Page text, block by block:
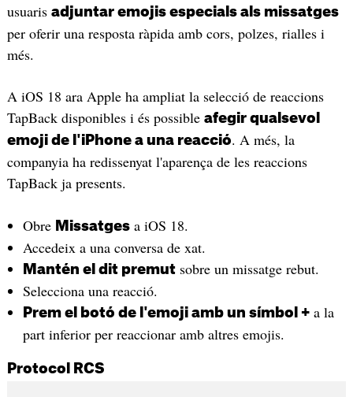
usuaris adjuntar emojis especials als missatges
per oferir una resposta ràpida amb cors, polzes, rialles i
més.
A iOS 18 ara Apple ha ampliat la selecció de reaccions
TapBack disponibles i és possible afegir qualsevol
emoji de l'iPhone a una reacció. A més, la
companyia ha redissenyat l'aparença de les reaccions
TapBack ja presents.
Obre Missatgesa iOS 18.
Accedeix a una conversa de xat.
Mantén el dit premutsobre un missatge rebut.
Selecciona una reacció.
Prem el botó de l'emoji amb un símbol +a la
part inferior per reaccionar amb altres emojis.
Protocol RCS